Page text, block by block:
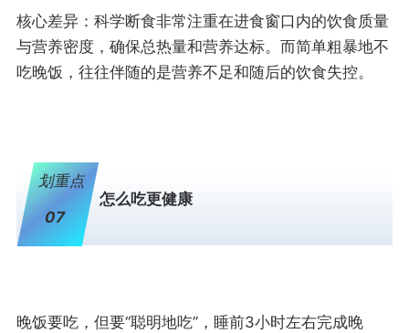
核心差异：科学断食非常注重在进食窗口内的饮食质量
与营养密度，确保总热量和营养达标。而简单粗暴地不
吃晚饭，往往伴随的是营养不足和随后的饮食失控。
划重点
07
怎么吃更健康
晚饭要吃，但要“聪明地吃”，睡前3小时左右完成晚